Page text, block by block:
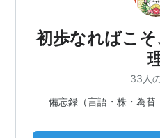
初歩なればこ
33人
備忘録（言語・株・為替